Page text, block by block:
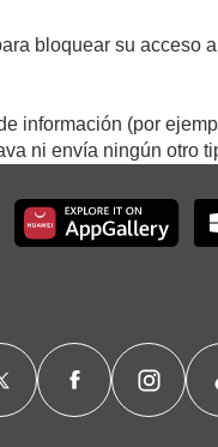
bloquear su acceso
información (por
ni envía ningún otro